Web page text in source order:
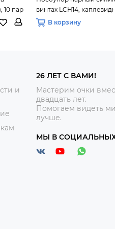
10 пар
винтах LCH14,
В корзину
и
26 ЛЕТ С ВАМИ!
Мастерим очки
двадцать лет.
Помогаем видеть
лучше.
МЫ В